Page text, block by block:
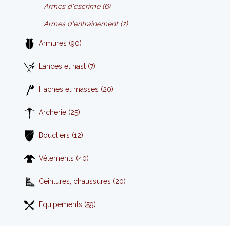
Armes d'escrime (6)
Armes d'entrainement (2)
Armures (90)
Lances et hast (7)
Haches et masses (20)
Archerie (25)
Boucliers (12)
Vêtements (40)
Ceintures, chaussures (20)
Equipements (59)